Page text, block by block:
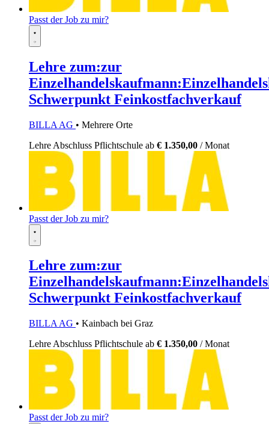
Passt der Job zu mir?
Lehre zum:zur
Schwerpunkt Feinkostfachverkauf
BILLA AG • Mehrere Orte
Lehre Abschluss Pflichtschule ab € 1.350,00 / Monat
Passt der Job zu mir?
Lehre zum:zur
Schwerpunkt Feinkostfachverkauf
BILLA AG • Kainbach bei Graz
Lehre Abschluss Pflichtschule ab € 1.350,00 / Monat
Passt der Job zu mir?